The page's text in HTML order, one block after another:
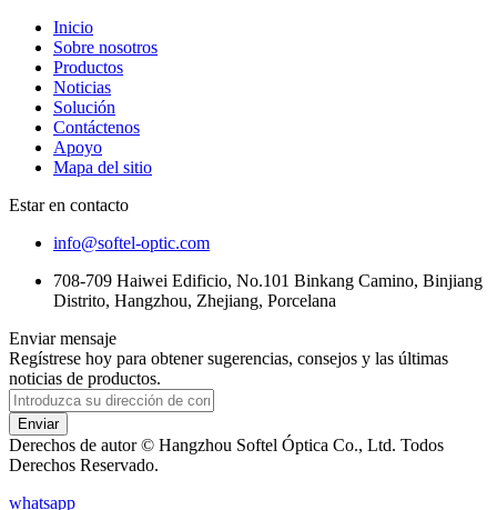
Inicio
Sobre nosotros
Productos
Noticias
Solución
Contáctenos
Apoyo
Mapa del sitio
Estar en contacto
info@softel-optic.com
708-709 Haiwei Edificio, No.101 Binkang Camino, Binjiang
Distrito, Hangzhou, Zhejiang, Porcelana
Enviar mensaje
Regístrese hoy para obtener sugerencias, consejos y las últimas
noticias de productos.
Enviar
Derechos de autor © Hangzhou Softel Óptica Co., Ltd. Todos
Derechos Reservado.
whatsapp